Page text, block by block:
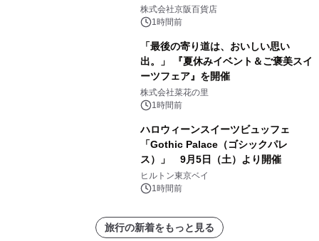
株式会社京阪百貨店
1時間前
「最後の寄り道は、おいしい思い
出。」 『夏休みイベント＆ご褒美スイ
ーツフェア』を開催
株式会社菜花の里
1時間前
ハロウィーンスイーツビュッフェ
「Gothic Palace（ゴシックパレ
ス）」 9月5日（土）より開催
ヒルトン東京ベイ
1時間前
旅行の新着をもっと見る